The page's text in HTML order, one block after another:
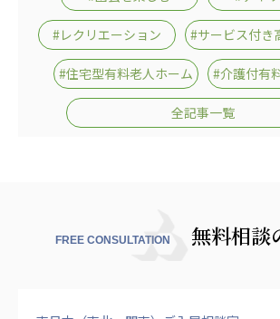
#レクリエーション #サービス付き
#住宅型有料老人ホーム #介護付有
全記事一覧
FREE CONSULTATION 無料相談